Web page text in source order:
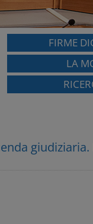
FIRME
LA